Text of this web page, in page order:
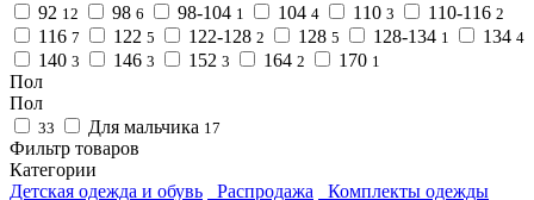
92 12 98 6 98-104 1 104 4 110 3 110-116 2
116 7 122 5 122-128 2 128 5 128-134 1 134 4
140 3 146 3 152 3 164 2 170 1
Пол
Пол
33 Для мальчика 17
Фильтр товаров
Категории
Детская одежда и обувь
Распродажа Комплекты одежды